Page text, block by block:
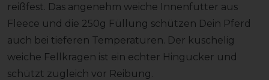
reißfest. Das angenehm weiche Innenfutter aus
Fleece und die 250g Füllung schützen Dein Pferd
auch bei tieferen Temperaturen. Der kuschelig
weiche Fellkragen ist ein echter Hingucker und
schützt zugleich vor Reibung.